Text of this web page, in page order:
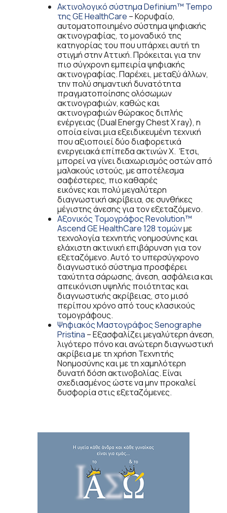
Aκτινολογικό σύστημα Definium™ Tempo
της GE HealthCare – Κορυφαίο,
αυτοματοποιημένο σύστημα ψηφιακής
ακτινογραφίας, το μοναδικό της
κατηγορίας του που υπάρχει αυτή τη
στιγμή στην Αττική. Πρόκειται για την
πιο σύγχρονη εμπειρία ψηφιακής
ακτινογραφίας. Παρέχει, μεταξύ άλλων,
την πολύ σημαντική δυνατότητα
πραγματοποίησης ολόσωμων
ακτινογραφιών, καθώς και
ακτινογραφιών θώρακος διπλής
ενέργειας (Dual Energy Chest X ray), η
οποία είναι μια εξειδικευμένη τεχνική
που αξιοποιεί δύο διαφορετικά
ενεργειακά επίπεδα ακτινών Χ. Έτσι,
μπορεί να γίνει διαχωρισμός οστών από
μαλακούς ιστούς, με αποτέλεσμα
σαφέστερες, πιο καθαρές
εικόνες και πολύ μεγαλύτερη
διαγνωστική ακρίβεια, σε συνθήκες
μέγιστης άνεσης για τον εξεταζόμενο.
Αξονικός Τομογράφος Revolution™
Ascend GE HealthCare 128 τομώνμε
τεχνολογία τεχνητής νοημοσύνης και
ελάχιστη ακτινική επιβάρυνση για τον
εξεταζόμενο. Αυτό το υπερσύγχρονο
διαγνωστικό σύστημα προσφέρει
ταχύτητα σάρωσης, άνεση, ασφάλεια και
απεικόνιση υψηλής ποιότητας και
διαγνωστικής ακρίβειας, στο μισό
περίπου χρόνο από τους κλασικούς
τομογράφους.
Ψηφιακός Μαστογράφος Senographe
Pristina – Εξασφαλίζει μεγαλύτερη άνεση,
λιγότερο πόνο και ανώτερη διαγνωστική
ακρίβεια με τη χρήση Τεχνητής
Νοημοσύνης και με τη χαμηλότερη
δυνατή δόση ακτινοβολίας. Είναι
σχεδιασμένος ώστε να μην προκαλεί
δυσφορία στις εξεταζόμενες.